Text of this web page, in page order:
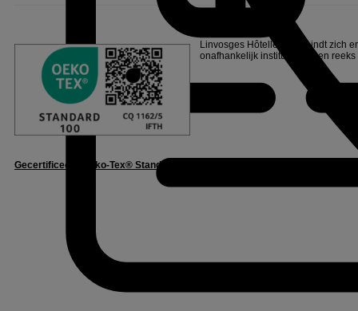
Linvosges Hôtellerie verbindt zich
onafhankelijk instituut, na een
Gecertificeerd Oeko-Tex® Standaard 100